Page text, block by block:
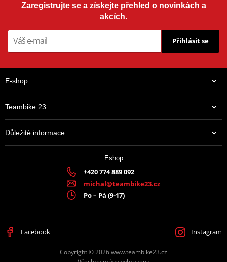
Zaregistrujte se a získejte přehled o novinkách a
akcích.
Přihlásit se
E-shop
Teambike 23
Důležité informace
Eshop
+420 774 889 092
michal@teambike23.cz
Po – Pá (9-17)
Facebook Instagram
Copyright © 2026 www.teambike23.cz